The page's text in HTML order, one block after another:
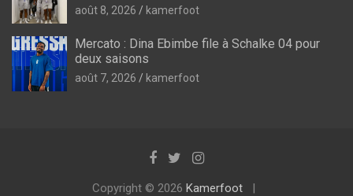
août 8, 2026 kamerfoot
Mercato : Dina Ebimbe file à Schalke 04 pour
deux saisons
août 7, 2026 kamerfoot
Copyright © 2026 Kamerfoot